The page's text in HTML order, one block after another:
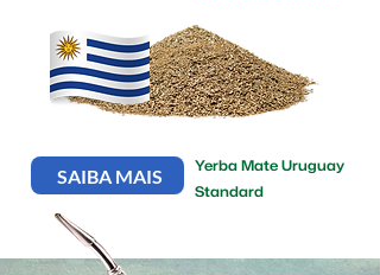
Yerba Mate Uruguay
Standard
SAIBA MAIS